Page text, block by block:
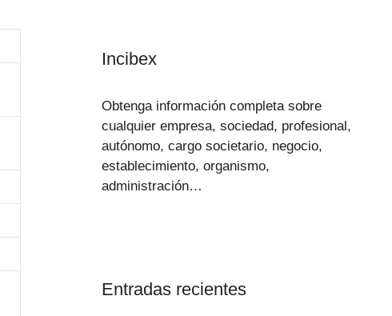
Incibex
Obtenga información completa sobre
cualquier empresa, sociedad, profesional,
autónomo, cargo societario, negocio,
establecimiento, organismo,
administración…
Entradas recientes